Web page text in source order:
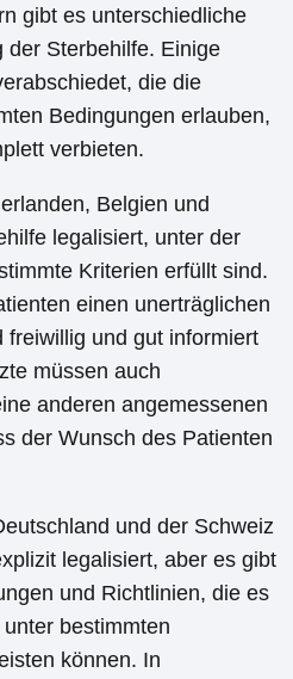
gibt es unterschiedliche
der Sterbehilfe. Einige
die die
Bedingungen erlauben,
verbieten.
Belgien und
legalisiert, unter der
Kriterien erfüllt sind.
einen unerträglichen
freiwillig und gut informiert
müssen auch
anderen angemessenen
der Wunsch des Patienten
und der Schweiz
legalisiert, aber es gibt
und Richtlinien, die es
bestimmten
können. In